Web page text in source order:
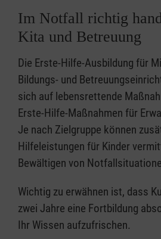
Im Notfall richtig
Kita und Betreuung
Die Erste-Hilfe-Ausbildung für
Bildungs- und
sich auf lebensrettende
Erste-Hilfe-Maßnahmen für
Je nach Zielgruppe können
Hilfeleistungen für Kinder
Bewältigen von
Wichtig zu erwähnen ist, dass
zwei Jahre eine Fortbildung
Ihr Wissen aufzufrischen.